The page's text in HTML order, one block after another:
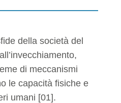
della società del
di meccanismi
le capacità fisiche e
umani [01].